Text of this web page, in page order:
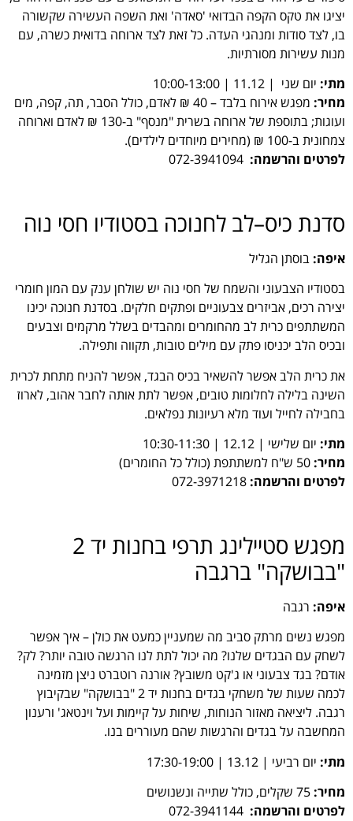
יציגו את טקס הקפה הבדואי 'סאדה' ואת השפה העשירה שקשורה
בו, לצד סודות ומנהגי העדה. כל זאת לצד ארוחה בדואית כשרה, עם
מנות עשירות מסורתיות.
מתי: יום שני | 11.12 | 10:00-13:00
מחיר:
מפגש אירוח בלבד – 40 ₪ לאדם, כולל הסבר, תה, קפה, מים
ועוגות; בתוספת של ארוחה בשרית "מנסף" ב-130 ₪ לאדם וארוחה
צמחונית ב-100 ₪ (מחירים מיוחדים לילדים).
לפרטים והרשמה: 072-3941094
סדנת כיס–לב לחנוכה בסטודיו חסי נוה
איפה: בוסתן הגליל
בסטודיו הצבעוני והשמח של חסי נוה יש שולחן ענק עם המון חומרי
יצירה רכים, אביזרים צבעוניים ופתקים חלקים. בסדנת חנוכה יכינו
המשתתפים כרית לב מהחומרים ומהבדים בשלל מרקמים וצבעים
ובכיס הלב יכניסו פתק עם מילים טובות, תקווה ותפילה.
את כרית הלב אפשר להשאיר בכיס הבגד, אפשר להניח מתחת לכרית
השינה בלילה לחלומות טובים, אפשר לתת אותה לחבר אהוב, לארוז
בחבילה לחייל ועוד מלא רעיונות נפלאים.
מתי: יום שלישי | 12.12 | 10:30-11:30
מחיר:
לפרטים והרשמה:
מפגש סטיילינג תרפי בחנות יד 2
"בבושקה" ברגבה
איפה: רגבה
מפגש נשים מרתק סביב מה שמעניין כמעט את כולן – איך אפשר
לשחק עם הבגדים שלנו? מה יכול לתת לנו הרגשה טובה יותר? לק?
אודם? בגד צבעוני או ג'קט משובץ? אורנה רוטברט ניצן מזמינה
לכמה שעות של משחקי בגדים בחנות יד 2 "בבושקה" שבקיבוץ
רגבה. ליציאה מאזור הנוחות, שיחות על קיימות ועל וינטאג' ורענון
המחשבה על בגדים והרגשות שהם מעוררים בנו.
מתי: יום רביעי | 13.12 | 17:30-19:00
מחיר: 75 שקלים, כולל שתייה ונשנושים
לפרטים והרשמה: